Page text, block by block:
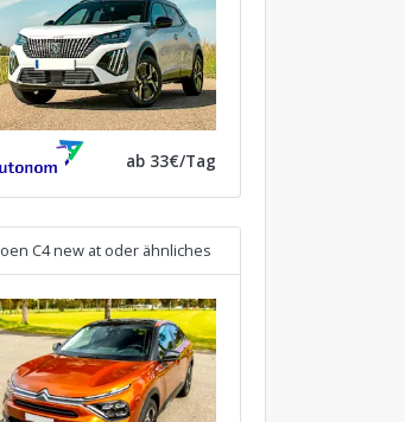
ab 33€/Tag
C4 new at oder ähnliches